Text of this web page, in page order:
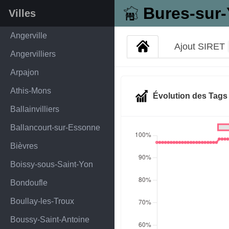
Bures-
Villes
Angerville
Angervilliers
Arpajon
Athis-Mons
Ballainvilliers
Ballancourt-sur-Essonne
Bièvres
Boissy-sous-Saint-Yon
Bondoufle
Boullay-les-Troux
Boussy-Saint-Antoine
Ajout SIRET
Évolution des